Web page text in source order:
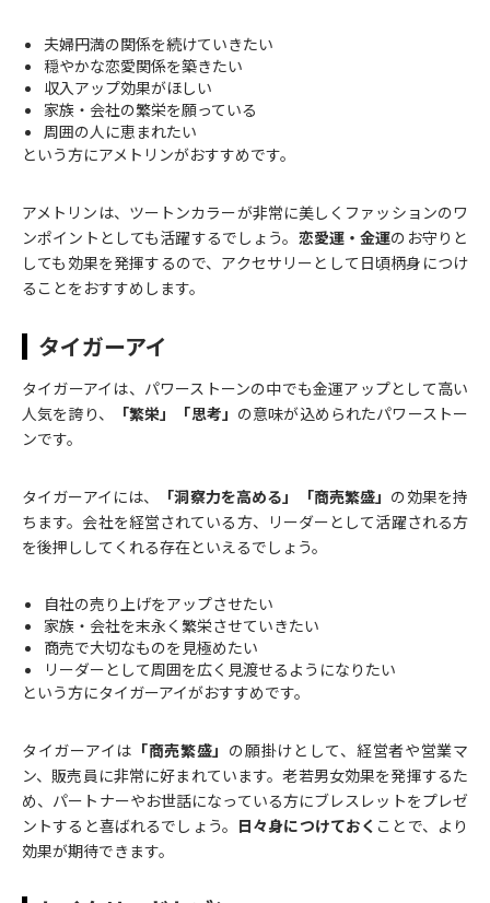
夫婦円満の関係を続けていきたい
穏やかな恋愛関係を築きたい
収入アップ効果がほしい
家族・会社の繁栄を願っている
周囲の人に恵まれたい
という方にアメトリンがおすすめです。
アメトリンは、ツートンカラーが非常に美しくファッションのワ
ンポイントとしても活躍するでしょう。 恋愛運・金運のお守りと
しても効果を発揮するので、アクセサリーとして日頃柄身につけ
ることをおすすめします。
タイガーアイ
タイガーアイは、パワーストーンの中でも金運アップとして高い
人気を誇り、
「繁栄」「思考」 の意味が込められたパワーストー
ンです。
タイガーアイには、 「洞察力を高める」「商売繁盛」 の効果を持
ちます。会社を経営されている方、リーダーとして活躍される方
を後押ししてくれる存在といえるでしょう。
自社の売り上げをアップさせたい
家族・会社を末永く繁栄させていきたい
商売で大切なものを見極めたい
リーダーとして周囲を広く見渡せるようになりたい
という方にタイガーアイがおすすめです。
タイガーアイは 「商売繁盛」 の願掛けとして、経営者や営業マ
ン、販売員に非常に好まれています。老若男女効果を発揮するた
め、パートナーやお世話になっている方にブレスレットをプレゼ
ントすると喜ばれるでしょう。 日々身につけておく ことで、より
効果が期待できます。